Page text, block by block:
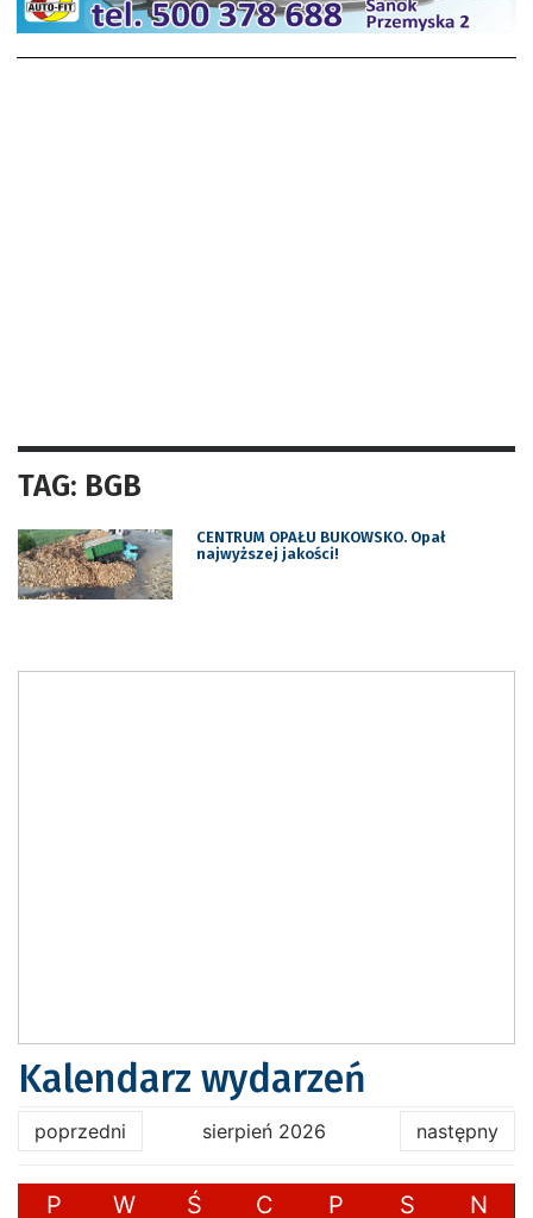
TAG: BGB
CENTRUM OPAŁU BUKOWSKO. Opał
najwyższej jakości!
Kalendarz wydarzeń
poprzedni sierpień 2026 następny
P W Ś C P S N